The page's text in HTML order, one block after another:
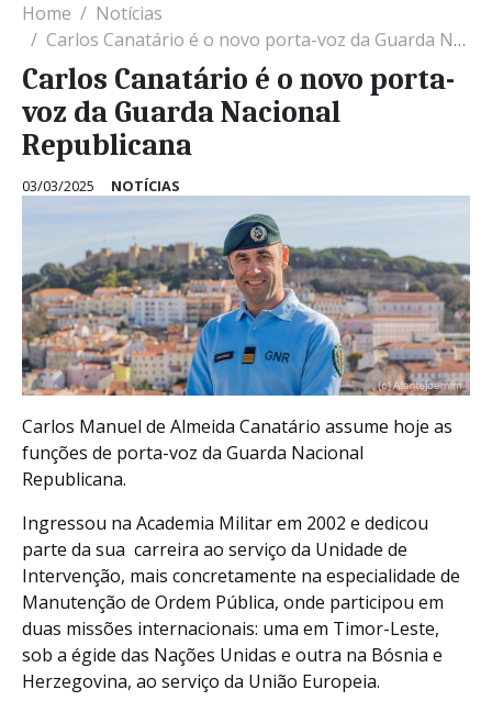
Home
Notícias
Carlos Canatário é o novo porta-voz da Guarda Nacional Republicana
Carlos Canatário é o novo porta-
voz da Guarda Nacional
Republicana
03/03/2025 NOTÍCIAS
Carlos Manuel de Almeida Canatário assume hoje as
funções de porta-voz da Guarda Nacional
Republicana.
Ingressou na Academia Militar em 2002 e dedicou
parte da sua carreira ao serviço da Unidade de
Intervenção, mais concretamente na especialidade de
Manutenção de Ordem Pública, onde participou em
duas missões internacionais: uma em Timor-Leste,
sob a égide das Nações Unidas e outra na Bósnia e
Herzegovina, ao serviço da União Europeia.